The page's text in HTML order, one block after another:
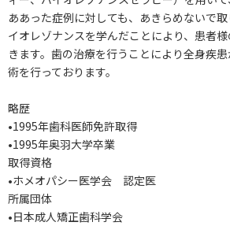
ああった症例に対しても、あきらめないで
イオレゾナンスを学んだことにより、患者
きます。歯の治療を行うことにより全身疾
術を行っております。
略歴
•1995年歯科医師免許取得
•1995年奥羽大学卒業
取得資格
•ホメオパシー医学会 認定医
所属団体
•日本成人矯正歯科学会